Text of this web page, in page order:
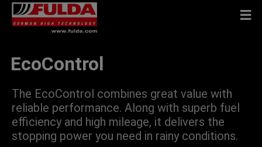
EcoControl
The EcoControl combines great value with
reliable performance. Along with superb fuel
efficiency and high mileage, it delivers the
stopping power you need in rainy conditions.